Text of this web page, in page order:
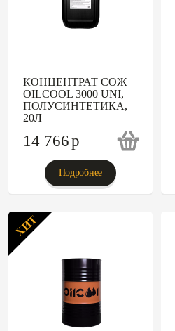
КОНЦЕНТРАТ СОЖ
OILCOOL 3000 UNI,
ПОЛУСИНТЕТИКА,
20Л
14 766p
Подробнее
ХИТ